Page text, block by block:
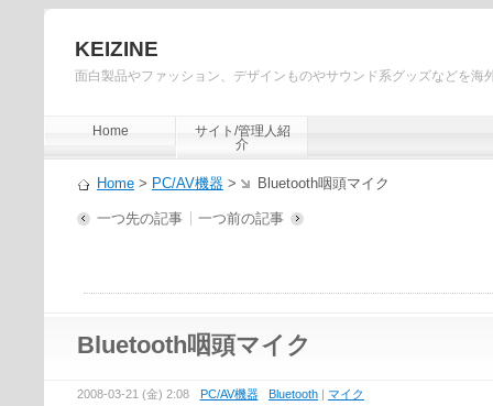
KEIZINE
面白製品やファッション、デザインものやサウンド系グッズなどを海
Home
サイト/管理人紹
介
Home > PC/AV機器 > Bluetooth咽頭マイク
一つ先の記事 一つ前の記事
Bluetooth咽頭マイク
2008-03-21 (金) 2:08 PC/AV機器 Bluetooth |マイク